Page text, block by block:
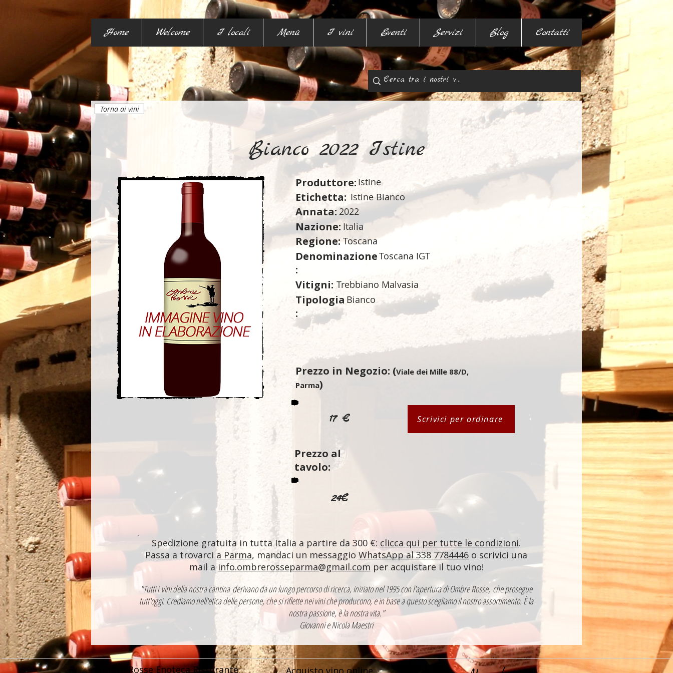
Home Welcome I locali Menù I vini Eventi Servizi Blog Contatti
Torna ai vini
Bianco 2022 Istine
Produttore: Istine
Etichetta: Istine Bianco
Annata: 2022
Nazione: Italia
Regione: Toscana
Denominazione
:
Toscana IGT
Vitigni: Trebbiano Malvasia
Tipologia
:
Bianco
Prezzo in Negozio: (Viale dei Mille 88/D,
Parma)
17 € Scrivici per ordinare
Prezzo al
tavolo:
24€
Spedizione gratuita in tutta Italia a partire da 300 €: clicca qui per tutte le condizioni.
Passa a trovarci a Parma, mandaci un messaggio WhatsApp al 338 7784446 o scrivici una
mail a info.ombrerosseparma@gmail.com per acquistare il tuo vino!
"Tutti i vini della nostra cantina derivano da un lungo percorso di ricerca, iniziato nel 1995 con l'apertura di Ombre Rosse, che prosegue
tutt'oggi. Crediamo nell'etica delle persone, che si riflette nei vini che producono, e in base a questo scegliamo il nostro assortimento. È la
nostra passione, è la nostra vita."
Giovanni e Nicola Maestri
Ombre Rosse Enoteca Ristorante Acquisto vino online